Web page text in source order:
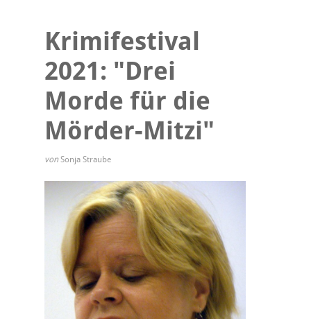
Krimifestival
2021: "Drei
Morde für die
Mörder-Mitzi"
von Sonja Straube